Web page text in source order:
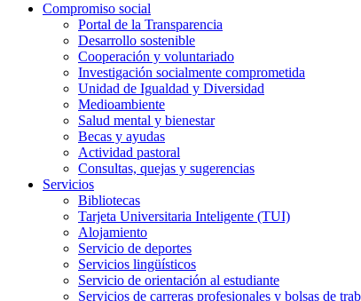
Compromiso social
Portal de la Transparencia
Desarrollo sostenible
Cooperación y voluntariado
Investigación socialmente comprometida
Unidad de Igualdad y Diversidad
Medioambiente
Salud mental y bienestar
Becas y ayudas
Actividad pastoral
Consultas, quejas y sugerencias
Servicios
Bibliotecas
Tarjeta Universitaria Inteligente (TUI)
Alojamiento
Servicio de deportes
Servicios lingüísticos
Servicio de orientación al estudiante
Servicios de carreras profesionales y bolsas de